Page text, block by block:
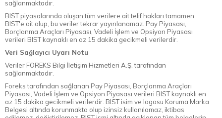
sağlanmaktadır.
BIST piyasalarında oluşan tüm verilere ait telif hakları tamamen
BIST'e ait olup, bu veriler tekrar yayınlanamaz. Pay Piyasası,
Borçlanma Araçları Piyasası, Vadeli İşlem ve Opsiyon Piyasası
verileri BIST kaynaklı en az 15 dakika gecikmeli verilerdir.
Veri Sağlayıcı Uyarı Notu
Veriler FOREKS Bilgi İletişim Hizmetleri A.Ş. tarafından
sağlanmaktadır.
Foreks tarafından sağlanan Pay Piyasası, Borçlanma Araçları
Piyasası, Vadeli İşlem ve Opsiyon Piyasası verileri BIST kaynaklı en
az 15 dakika gecikmeli verilerdir. BIST isim ve logosu Koruma Marka
Belgesi altında korunmakta olup izinsiz kullanılamaz, iktibas